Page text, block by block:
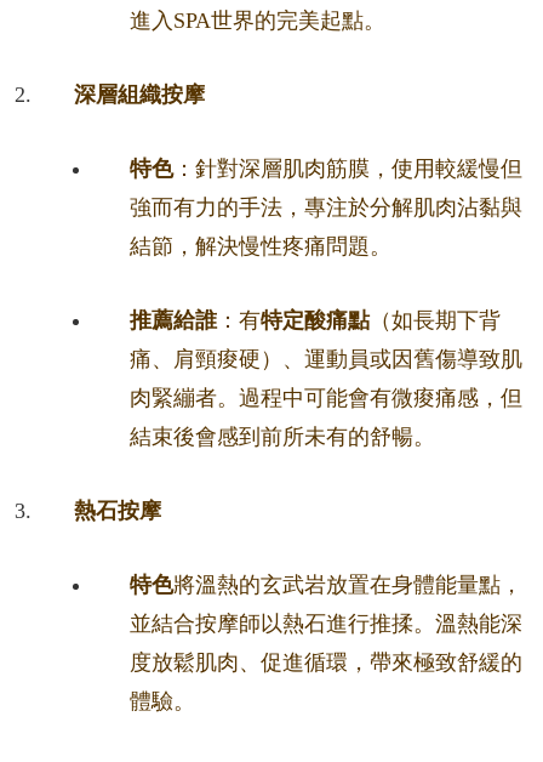
進入SPA世界的完美起點。
深層組織按摩
特色：針對深層肌肉筋膜，使用較緩慢但
強而有力的手法，專注於分解肌肉沾黏與
結節，解決慢性疼痛問題。
推薦給誰：有特定酸痛點（如長期下背
痛、肩頸痠硬）、運動員或因舊傷導致肌
肉緊繃者。過程中可能會有微痠痛感，但
結束後會感到前所未有的舒暢。
熱石按摩
特色將溫熱的玄武岩放置在身體能量點，
並結合按摩師以熱石進行推揉。溫熱能深
度放鬆肌肉、促進循環，帶來極致舒緩的
體驗。